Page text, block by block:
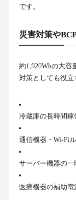
です。
災害対策や
約1,920Whの大容
対策としても役立
冷蔵庫の長時間稼
通信機器・Wi-Fi
サーバー機器の一
医療機器の補助電